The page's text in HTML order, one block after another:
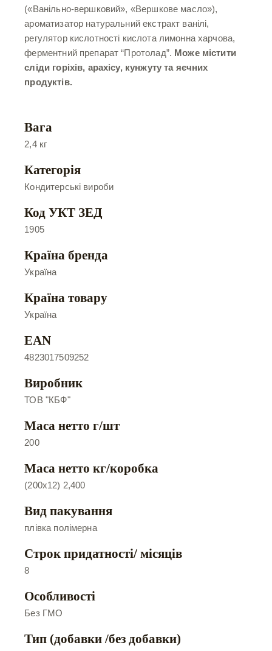
(«Ванільно-вершковий», «Вершкове масло»),
ароматизатор натуральний екстракт ванілі,
регулятор кислотності кислота лимонна харчова,
ферментний препарат “Протолад”. Може містити
сліди горіхів, арахісу, кунжуту та яєчних
продуктів.
Вага
2,4 кг
Категорія
Кондитерські вироби
Код УКТ ЗЕД
1905
Країна бренда
Україна
Країна товару
Україна
EAN
4823017509252
Виробник
ТОВ "КБФ"
Маса нетто г/шт
200
Маса нетто кг/коробка
(200х12) 2,400
Вид пакування
плівка полімерна
Строк придатності/ місяців
8
Особливості
Без ГМО
Тип (добавки /без добавки)